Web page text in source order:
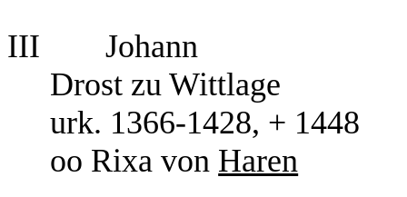
III
Johann
Drost zu Wittlage
urk. 1366-1428, + 1448
oo Rixa von Haren